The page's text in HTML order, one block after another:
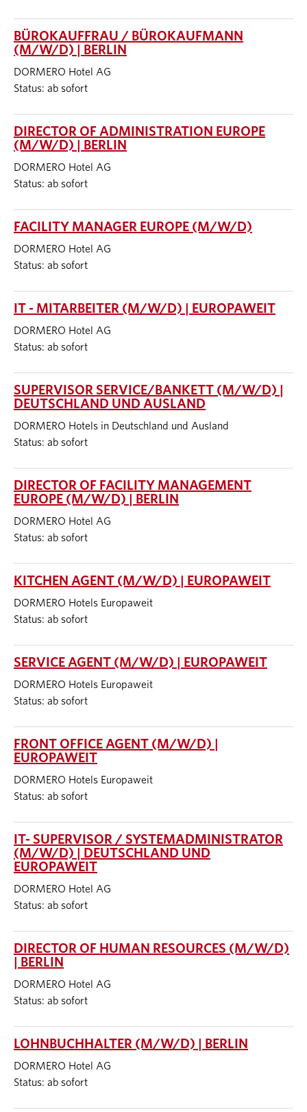
BÜROKAUFFRAU / BÜROKAUFMANN
(M/W/D) | BERLIN
DORMERO Hotel AG
Status: ab sofort
DIRECTOR OF ADMINISTRATION EUROPE
(M/W/D) | BERLIN
DORMERO Hotel AG
Status: ab sofort
FACILITY MANAGER EUROPE (M/W/D)
DORMERO Hotel AG
Status: ab sofort
IT - MITARBEITER (M/W/D) | EUROPAWEIT
DORMERO Hotel AG
Status: ab sofort
SUPERVISOR SERVICE/BANKETT (M/W/D) |
DEUTSCHLAND UND AUSLAND
DORMERO Hotels in Deutschland und Ausland
Status: ab sofort
DIRECTOR OF FACILITY MANAGEMENT
EUROPE (M/W/D) | BERLIN
DORMERO Hotel AG
Status: ab sofort
KITCHEN AGENT (M/W/D) | EUROPAWEIT
DORMERO Hotels Europaweit
Status: ab sofort
SERVICE AGENT (M/W/D) | EUROPAWEIT
DORMERO Hotels Europaweit
Status: ab sofort
FRONT OFFICE AGENT (M/W/D) |
EUROPAWEIT
DORMERO Hotels Europaweit
Status: ab sofort
IT- SUPERVISOR / SYSTEMADMINISTRATOR
(M/W/D) | DEUTSCHLAND UND
EUROPAWEIT
DORMERO Hotel AG
Status: ab sofort
DIRECTOR OF HUMAN RESOURCES (M/W/D)
| BERLIN
DORMERO Hotel AG
Status: ab sofort
LOHNBUCHHALTER (M/W/D) | BERLIN
DORMERO Hotel AG
Status: ab sofort